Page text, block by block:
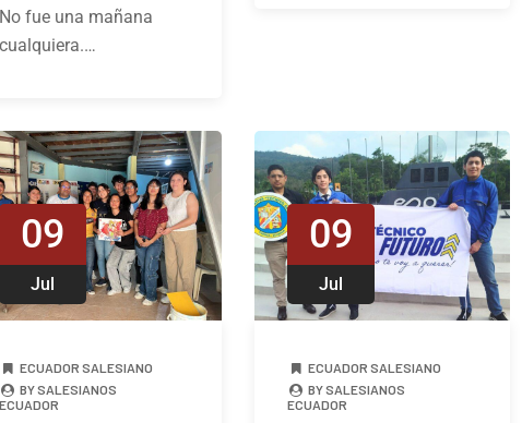
No fue una mañana
cualquiera.…
09
Jul
ECUADOR SALESIANO
BY SALESIANOS
ECUADOR
09
Jul
ECUADOR SALESIANO
BY SALESIANOS
ECUADOR